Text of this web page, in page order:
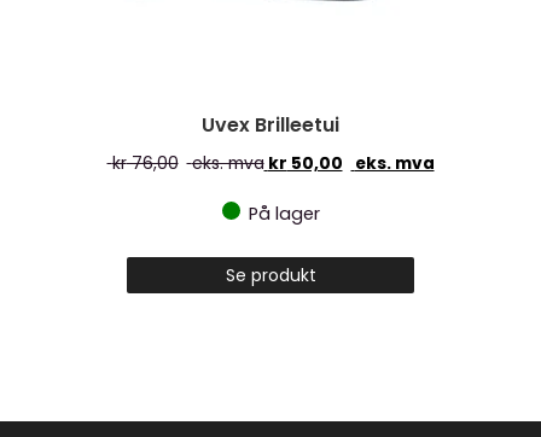
Uvex Brilleetui
kr76,00 eks. mva kr 50,00 eks. mva
På lager
Se produkt